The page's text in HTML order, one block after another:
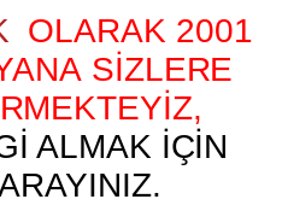
OLARAK 2001
SİZLERE
ALMAK İÇİN